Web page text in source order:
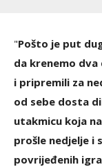
"Pošto je put
da krenemo
i pripremili za
od sebe dosta
utakmicu koja
prošle nedjelje i
povrijeđenih